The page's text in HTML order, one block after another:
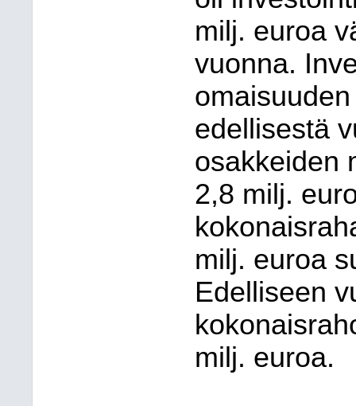
milj. euroa
vuonna.
edellisestä
osakkeiden
2,8 milj.
milj. euroa
Edelliseen
milj. euroa.